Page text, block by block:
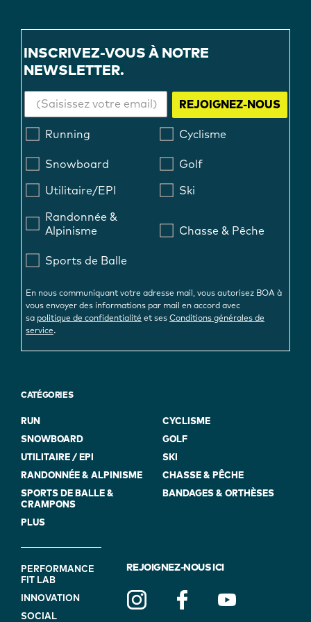
INSCRIVEZ-VOUS À NOTRE
NEWSLETTER.
REJOIGNEZ-NOUS
Running Cyclisme
Snowboard Golf
Utilitaire/EPI Ski
Randonnée &
Alpinisme
Chasse & Pêche
Sports de Balle
En nous communiquant votre adresse mail, vous autorisez BOA à
vous envoyer des informations par mail en accord avec
sa politique de confidentialité et ses Conditions générales de
service.
CATÉGORIES
RUN
CYCLISME
SNOWBOARD
GOLF
UTILITAIRE / EPI
SKI
RANDONNÉE & ALPINISME
CHASSE & PÊCHE
SPORTS DE BALLE &
CRAMPONS
BANDAGES & ORTHÈSES
PLUS
FOOTER
NAVIGATION
(ON
PERFORMANCE
FIT LAB
INNOVATION
SOCIAL
REJOIGNEZ-NOUS ICI